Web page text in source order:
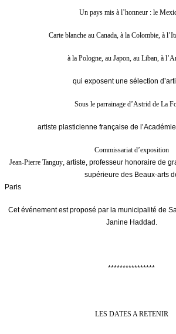
Un pays mis à l’honneur : le
Carte blanche au Canada, à la Colombie, à
à la Pologne, au Japon, au Liban, à
qui exposent une sélection
Sous le parrainage d’Astrid de La
artiste plasticienne française de
Commissariat d’exposition
Jean-Pierre Tanguy, artiste, professeur honoraire de
supérieure des Beaux-arts
Paris
Cet événement est proposé par la municipalité de
Janine Haddad.
****************
LES DATES A RETENIR